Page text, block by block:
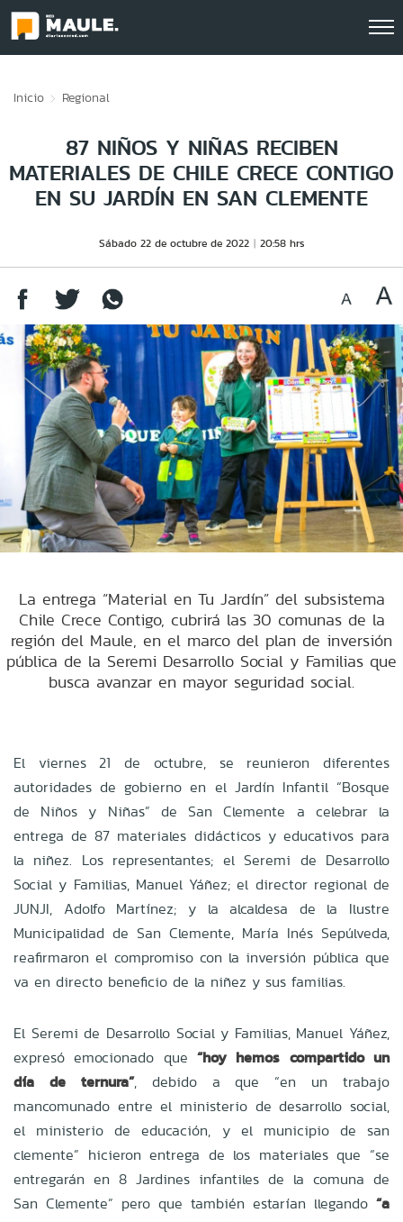
Inicio Regional
87 NIÑOS Y NIÑAS RECIBEN
MATERIALES DE CHILE CRECE CONTIGO
EN SU JARDÍN EN SAN CLEMENTE
Sábado 22 de octubre de 2022 20:58 hrs
La entrega “Material en Tu Jardín” del subsistema
Chile Crece Contigo, cubrirá las 30 comunas de la
región del Maule, en el marco del plan de inversión
pública de la Seremi Desarrollo Social y Familias que
busca avanzar en mayor seguridad social.
El viernes 21 de octubre, se reunieron diferentes
autoridades de gobierno en el Jardín Infantil “Bosque
de Niños y Niñas” de San Clemente a celebrar la
entrega de 87 materiales didácticos y educativos para
la niñez. Los representantes; el Seremi de Desarrollo
Social y Familias, Manuel Yáñez; el director regional de
JUNJI, Adolfo Martínez; y la alcaldesa de la Ilustre
Municipalidad de San Clemente, María Inés Sepúlveda,
reafirmaron el compromiso con la inversión pública que
va en directo beneficio de la niñez y sus familias.
El Seremi de Desarrollo Social y Familias, Manuel Yáñez,
expresó emocionado que “hoy hemos compartido un
día de ternura”, debido a que “en un trabajo
mancomunado entre el ministerio de desarrollo social,
el ministerio de educación, y el municipio de san
clemente” hicieron entrega de los materiales que “se
entregarán en 8 Jardines infantiles de la comuna de
San Clemente” pero que también estarían llegando “a